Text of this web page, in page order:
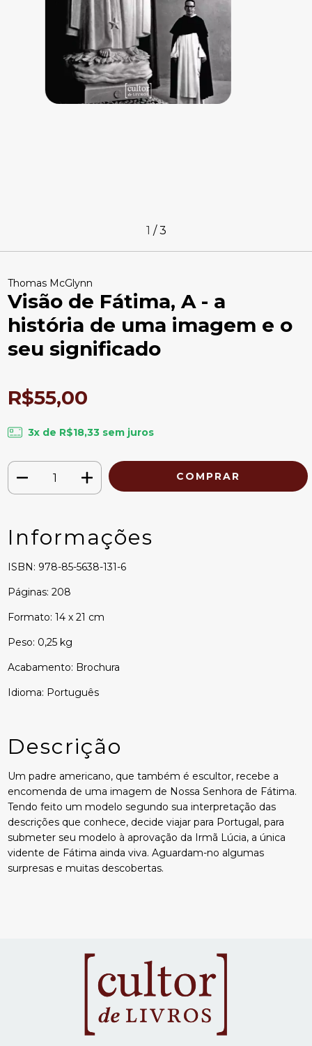
1 /3
Thomas McGlynn
Visão de Fátima, A - a
história de uma imagem e o
seu significado
R$55,00
3x de R$18,33 sem juros
Informações
ISBN: 978-85-5638-131-6
Páginas: 208
Formato: 14 x 21 cm
Peso: 0,25 kg
Acabamento: Brochura
Idioma: Português
Descrição
Um padre americano, que também é escultor, recebe a
encomenda de uma imagem de Nossa Senhora de Fátima.
Tendo feito um modelo segundo sua interpretação das
descrições que conhece, decide viajar para Portugal, para
submeter seu modelo à aprovação da Irmã Lúcia, a única
vidente de Fátima ainda viva. Aguardam-no algumas
surpresas e muitas descobertas.